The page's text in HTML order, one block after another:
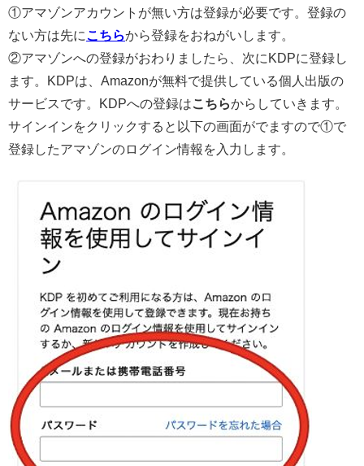
①アマゾンアカウントが無い方は登録が必要です。登録の
ない方は先に こちらから登録をおねがいします。
②アマゾンへの登録がおわりましたら、次にKDPに登録し
ます。KDPは、Amazonが無料で提供している個人出版の
サービスです。KDPへの登録はこちらからしていきます。
サインインをクリックすると以下の画面がでますので①で
登録したアマゾンのログイン情報を入力します。